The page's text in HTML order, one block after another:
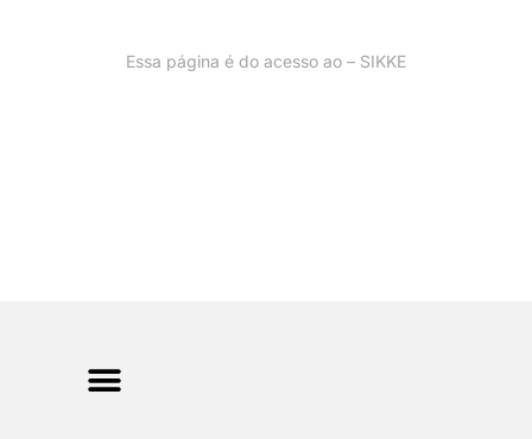
Essa página é do acesso ao – SIKKE